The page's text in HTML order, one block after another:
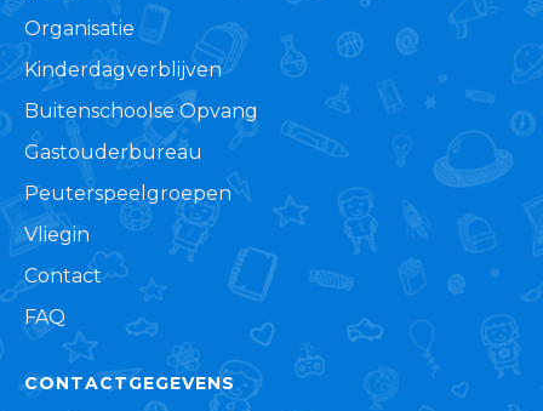
Organisatie
Kinderdagverblijven
Buitenschoolse Opvang
Gastouderbureau
Peuterspeelgroepen
Vliegin
Contact
FAQ
CONTACTGEGEVENS